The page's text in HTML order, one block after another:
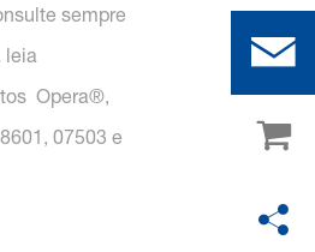
sempre
leia
Opera®,
07503 e